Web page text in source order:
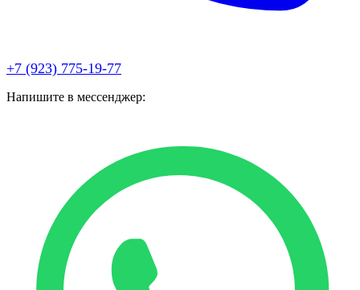
+7 (923) 775-19-77
Напишите в мессенджер: